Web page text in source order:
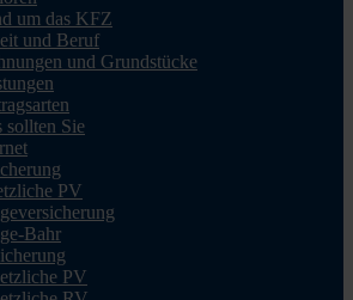
um das KFZ
und Beruf
und Grundstücke
sollten Sie
PV
Bahr
PV